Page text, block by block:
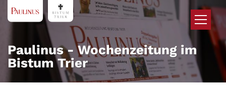
Zum Inhalt springen
Paulinus - Wochenzeitung im
Bistum Trier